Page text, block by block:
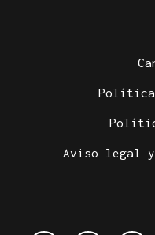
Política
Aviso legal y